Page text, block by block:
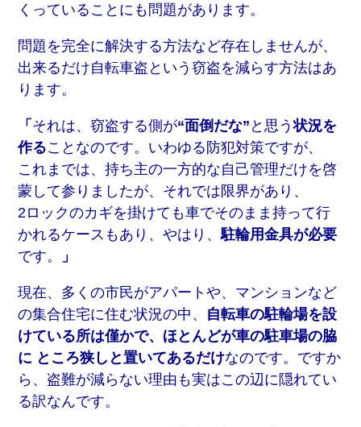
くっていることにも問題があります。
問題を完全に解決する方法など存在しませんが、
出来るだけ自転車盗という窃盗を減らす方法はあ
ります。
「 それは、窃盗する側が“面倒だな” と思う状況を
作ることなのです。いわゆる防犯対策ですが、
これまでは、持ち主の一方的な自己管理だけを啓
蒙して参りましたが、それでは限界があり、
2ロックのカギを掛けても車でそのまま持って行
かれるケースもあり、やはり、駐輪用金具が必要
です。
」
現在、多くの市民がアパートや、マンションなど
の集合住宅に住む状況の中、 自転車の駐輪場を設
けている所は僅かで、ほとんどが車の駐車場の脇
に ところ狭しと置いてあるだけなのです。ですか
ら、盗難が減らない理由も実はこの辺に隠れてい
る訳なんです。